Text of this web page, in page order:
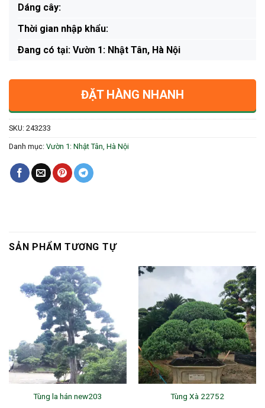
Dáng cây:
Thời gian nhập khẩu:
Ðang có tại: Vườn 1: Nhật Tân, Hà Nội
ĐẶT HÀNG NHANH
SKU: 243233
Danh mục: Vườn 1: Nhật Tân, Hà Nội
SẢN PHẨM TƯƠNG TỰ
Tùng la hán new203 Tùng Xà 22752